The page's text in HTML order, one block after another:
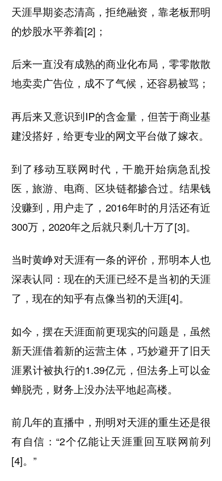
天涯早期姿态清高，拒绝融资，靠老板邢明
的炒股水平养着[2]；
后来一直没有成熟的商业化布局，零零散散
地卖卖广告位，成不了气候，还容易被骂；
再后来又意识到IP的含金量，但苦于商业基
建没搭好，给更专业的网文平台做了嫁衣。
到了移动互联网时代，干脆开始病急乱投
医，旅游、电商、区块链都掺合过。结果钱
没赚到，用户走了，2016年时的月活还有近
300万，2020年之后就只剩几十万了[3]。
当时黄峥对天涯有一条的评价，邢明本人也
深表认同：现在的天涯已经不是当初的天涯
了，现在的知乎有点像当初的天涯[4]。
如今，摆在天涯面前更现实的问题是，虽然
新天涯借着新的运营主体，巧妙避开了旧天
涯累计被执行的1.39亿元，但法务上可以金
蝉脱壳，财务上没办法平地起高楼。
前几年的直播中，刑明对天涯的重生还是很
有自信：“2个亿能让天涯重回互联网前列
[4]。”